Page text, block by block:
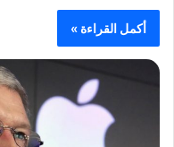
أكمل القراءة »